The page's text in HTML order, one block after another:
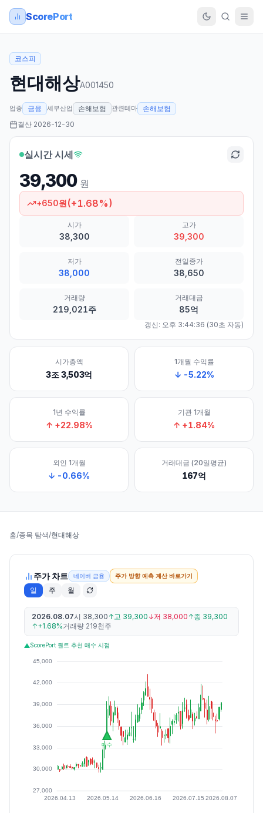
ScorePort
코스피
현대해상A001450
업종 금융 세부산업 손해보험 관련테마
손해보험
결산 2026-12-30
실시간 시세
39,300 원
+650원(+1.68%)
시가
38,300
고가
39,300
저가
38,000
전일종가
38,650
거래량
219,021주
거래대금
85억
갱신: 오후 3:44:36 (30초 자동)
시가총액
3조 3,503억
1개월 수익률
↓ -5.22%
1년 수익률
↑ +22.98%
기관 1개월
↑ +1.84%
외인 1개월
↓ -0.66%
거래대금 (20일평균)
167억
홈/종목 탐색/현대해상
주가 차트 네이버 금융 주가 방향 예측 계산 바로가기
일 주 월
2026.08.07시 38,300 ↑고 39,300↓저 38,000 ↑종 39,300
↑+1.68%거래량 219천주
ScorePort 퀀트 추천 매수 시점